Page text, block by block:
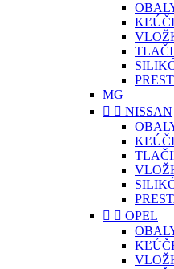
MG
  NISSAN
  OPEL